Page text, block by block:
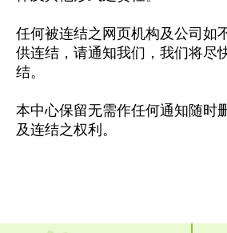
任何被连结之网页机构及公司如
供连结，请通知我们，我们将尽
结。
本中心保留无需作任何通知随时
及连结之权利。